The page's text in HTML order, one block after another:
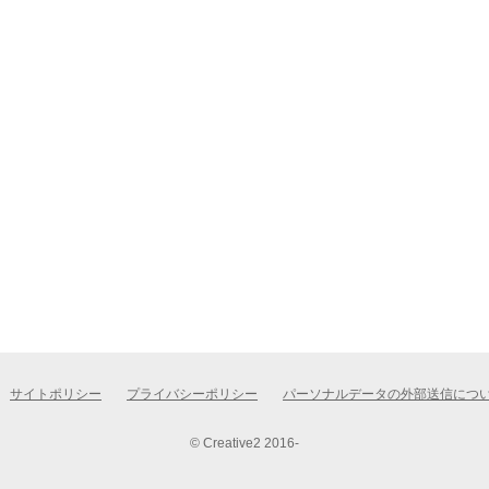
サイトポリシー プライバシーポリシー パーソナルデータの外部送信につ
© Creative2 2016-